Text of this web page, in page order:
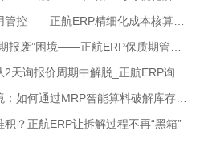
？正航ERP让拆解过程不再“黑箱”